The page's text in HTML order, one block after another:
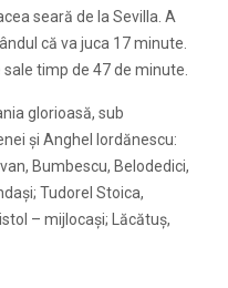
seară de la Sevilla. A
că va juca 17 minute.
timp de 47 de minute.
glorioasă, sub
şi Anghel Iordănescu:
Bumbescu, Belodedici,
Tudorel Stoica,
– mijlocaşi; Lăcătuş,